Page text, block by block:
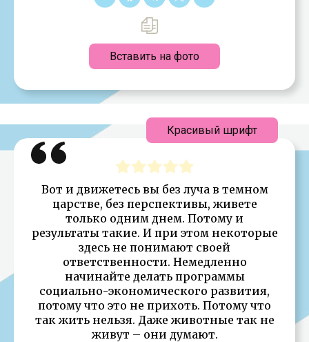
Вставить на фото
Вот и движетесь вы без луча в темном
царстве, без перспективы, живете
только одним днем. Потому и
результаты такие. И при этом некоторые
здесь не понимают своей
ответственности. Немедленно
начинайте делать программы
социально-экономического развития,
потому что это не прихоть. Потому что
так жить нельзя. Даже животные так не
живут – они думают.
Красивый шрифт